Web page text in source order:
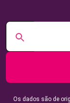
Os dados são de